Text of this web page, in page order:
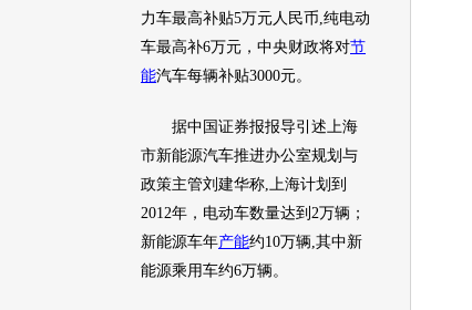
力车最高补贴5万元人民币,纯电动
车最高补6万元，中央财政将对节
能汽车每辆补贴3000元。
据中国证券报报导引述上海
市新能源汽车推进办公室规划与
政策主管刘建华称,上海计划到
2012年， 电动车数量达到2万辆；
新能源车年产能约10万辆,其中新
能源乘用车约6万辆。